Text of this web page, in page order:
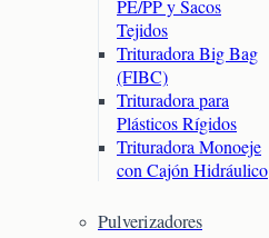
PE/PP y Sacos
Tejidos
Trituradora Big Bag
(FIBC)
Trituradora para
Plásticos Rígidos
Trituradora Monoeje
con Cajón Hidráulico
Pulverizadores